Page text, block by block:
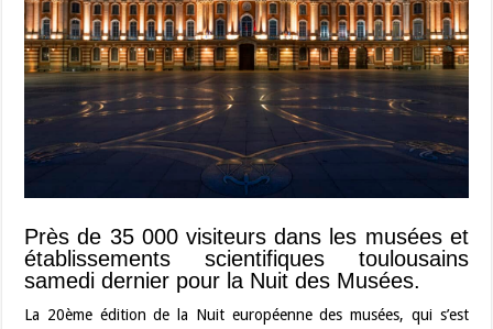
Près de 35 000 visiteurs dans les musées et
établissements scientifiques toulousains
samedi dernier pour la Nuit des Musées.
La 20ème édition de la Nuit européenne des musées, qui s’est